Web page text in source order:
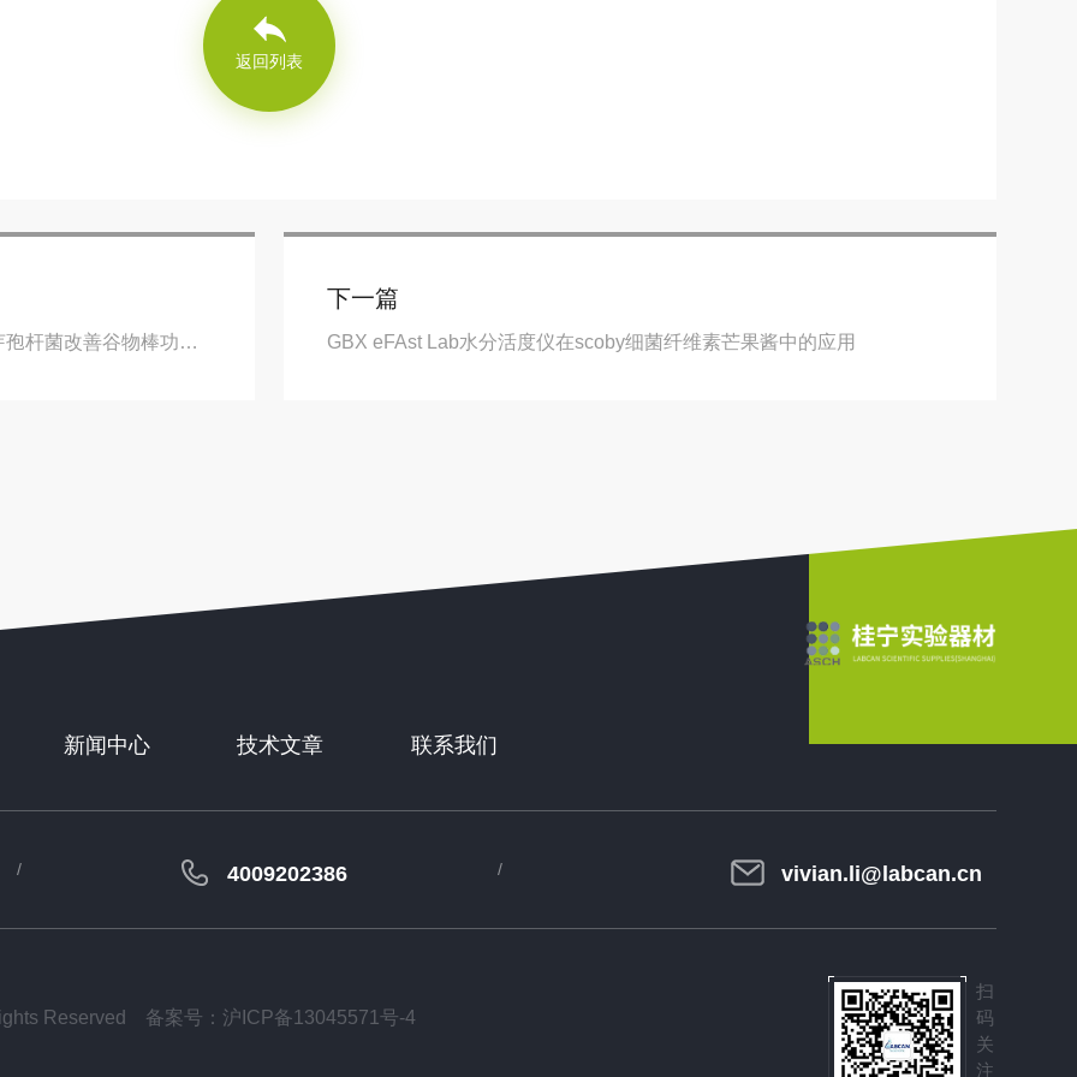
返回列表
GBX eFAst Lab水分活度仪测定仪在角豆粉枯草芽孢杆菌改善谷物棒功能性应用
下一篇
GBX eFAst Lab水分活度仪在scoby细菌纤维素芒果酱中的应用
新闻中心 技术文章 联系我们
4009202386 vivian.li@labcan.cn
Reserved 备案号：沪ICP备13045571号-4
扫
码
关
注